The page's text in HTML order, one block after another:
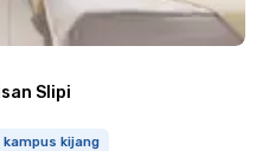
Slipi
kijang